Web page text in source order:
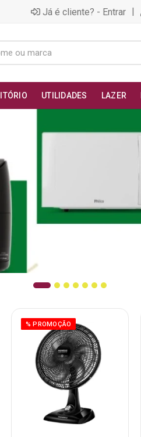
Já é cliente? - Entrar |
UTILIDADES LAZER
% PROMOÇÃO